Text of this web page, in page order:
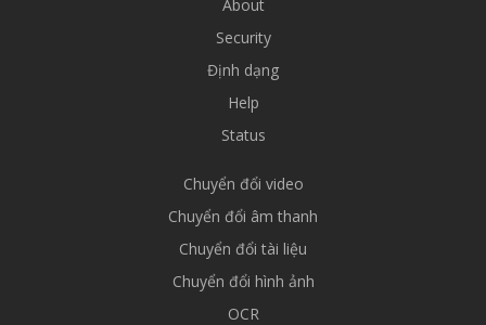
About
Security
Định dạng
Help
Status
Chuyển đổi video
Chuyển đổi âm thanh
Chuyển đổi tài liệu
Chuyển đổi hình ảnh
OCR